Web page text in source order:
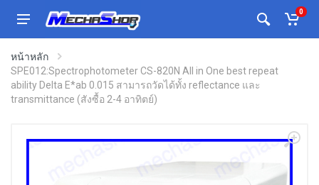
0
หน้าหลัก
SPE012:Spectrophotometer CS-820N All in One best repeat
ability Delta E*ab 0.015 สามารถวัดได้ทั้ง reflectance และ
transmittance (สังซื้อ 2-4 อาทิตย์)